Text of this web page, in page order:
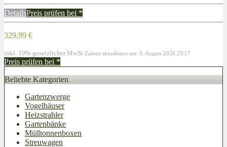
DetailsPreis prüfen bei *
329,99 €
inkl. 19% gesetzlicher MwSt. Zuletzt aktualisiert am: 9. August 2026 23:17
Preis prüfen bei *
Beliebte Kategorien
Gartenzwerge
Vogelhäuser
Heizstrahler
Gartenbänke
Mülltonnenboxen
Streuwagen